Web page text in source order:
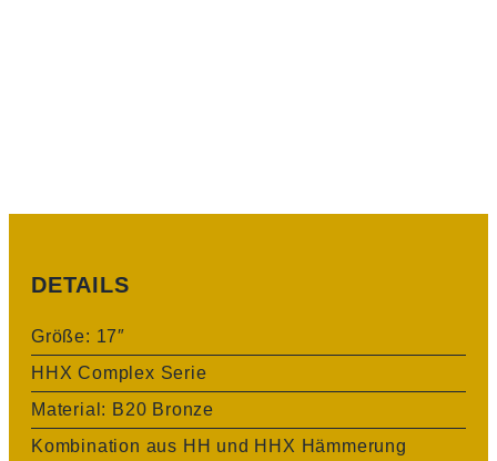
DETAILS
Größe: 17″
HHX Complex Serie
Material: B20 Bronze
Kombination aus HH und HHX Hämmerung